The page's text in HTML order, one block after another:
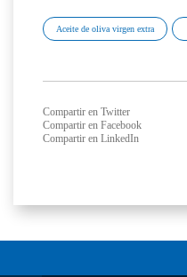
Aceite de oliva virgen extra
Compartir en Twitter
Compartir en Facebook
Compartir en LinkedIn